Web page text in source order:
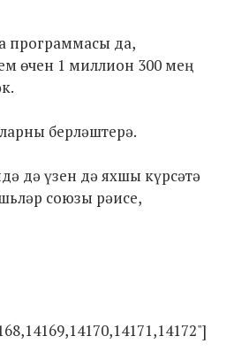
программасы да,
өчен 1 миллион 300 мең
берләштерә.
дә үзен дә яхшы күрсәтә
союзы рәисе,